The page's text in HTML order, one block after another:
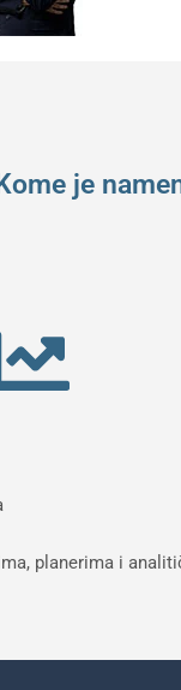
Kome je
planerima i